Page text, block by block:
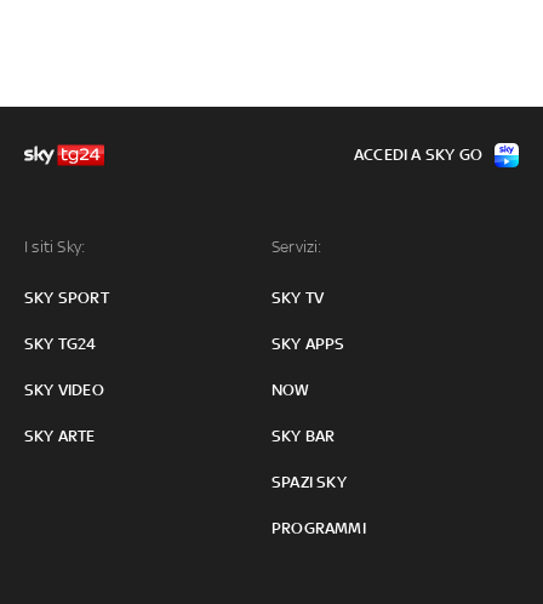
I siti Sky:
SKY SPORT
SKY TG24
SKY VIDEO
SKY ARTE
Servizi:
SKY TV
SKY APPS
NOW
SKY BAR
SPAZI SKY
PROGRAMMI
ACCEDI A SKY GO